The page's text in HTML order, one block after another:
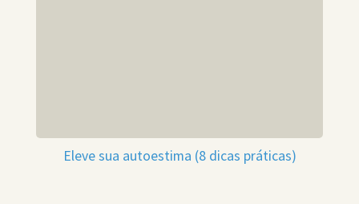
Eleve sua autoestima (8 dicas práticas)